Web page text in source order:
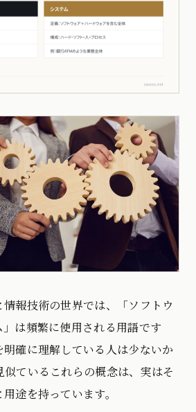
報技術の世界では、「ソフトウ
は頻繁に使用される用語です
確に理解している人は少ないか
ているこれらの概念は、実はそ
途を持っています。